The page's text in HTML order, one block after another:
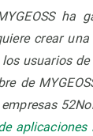
ha
crear
usuarios de
de
aplicaciones